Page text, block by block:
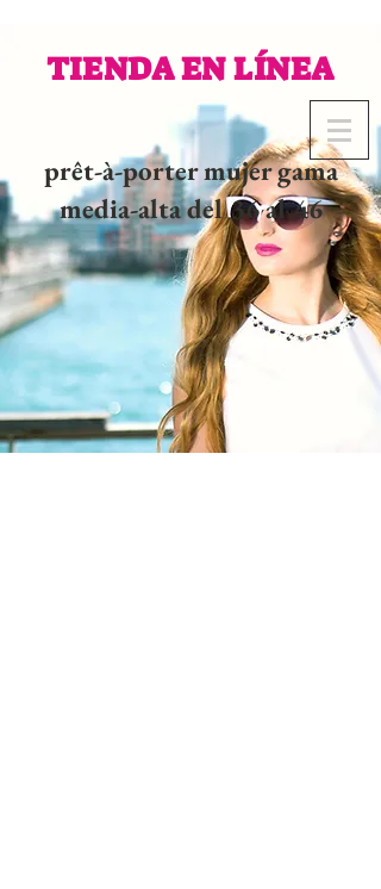
TIENDA EN LÍNEA
prêt-à-porter mujer gama
media-alta del 36 al 46